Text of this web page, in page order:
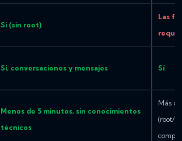
Sí (sin root)
Las
Sí, conversaciones y mensajes Sí
Menos de 5 minutos, sin conocimientos
técnicos
Más
(root/